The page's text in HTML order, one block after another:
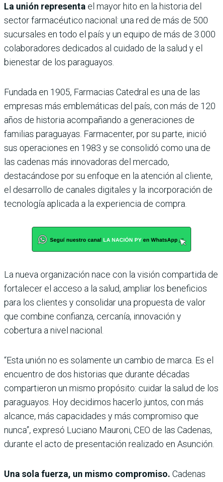
La unión representa el mayor hito en la historia del
sector farmacéutico nacional: una red de más de 500
sucursales en todo el país y un equipo de más de 3.000
colaboradores dedicados al cuidado de la salud y el
bienestar de los paraguayos.
Fundada en 1905, Farmacias Catedral es una de las
empresas más emblemáticas del país, con más de 120
años de historia acompañando a generaciones de
familias paraguayas. Farmacenter, por su parte, inició
sus operaciones en 1983 y se consolidó como una de
las cadenas más innovadoras del mercado,
destacándose por su enfoque en la atención al cliente,
el desarrollo de canales digitales y la incorporación de
tecnología aplicada a la experiencia de compra.
La nueva organización nace con la visión compartida de
fortalecer el acceso a la salud, ampliar los beneficios
para los clientes y consolidar una propuesta de valor
que combine confianza, cercanía, innovación y
cobertura a nivel nacional.
“Esta unión no es solamente un cambio de marca. Es el
encuentro de dos historias que durante décadas
compartieron un mismo propósito: cuidar la salud de los
paraguayos. Hoy decidimos hacerlo juntos, con más
alcance, más capacidades y más compromiso que
nunca”, expresó Luciano Mauroni, CEO de las Cadenas,
durante el acto de presentación realizado en Asunción.
Una sola fuerza, un mismo compromiso. Cadenas